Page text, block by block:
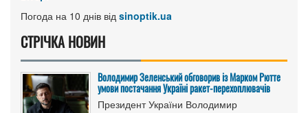
Погода на 10 днів від sinoptik.ua
СТРІЧКА НОВИН
Володимир Зеленський обговорив із Марком Рютте
умови постачання Україні ракет-перехоплювачів
Президент України Володимир